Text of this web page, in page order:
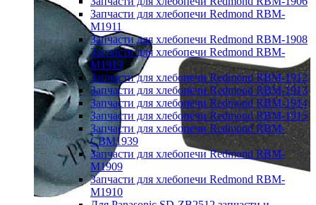
Запчасти для хлебопечи Redmond RBM-
M1911
Запчасти для хлебопечи Redmond RBM-1908
Запчасти для хлебопечи Redmond RBM-
M1919
Запчасти для хлебопечи Redmond RBM-1912
Запчасти для хлебопечи Redmond RBM-1913
Запчасти для хлебопечи Redmond RBM-1914
Запчасти для хлебопечи Redmond RBM-1915
Запчасти для хлебопечи Redmond RBM-
CBM1939
Запчасти для хлебопечи Redmond RBM-
M1909
Запчасти для хлебопечи Redmond RBM-
M1910